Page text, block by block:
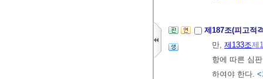
제187조(피고적
만, 제133조제
항에 따른 심
하여야 한다. <